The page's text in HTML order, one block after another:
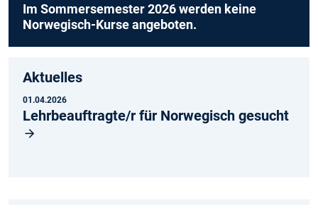
Im Sommersemester 2026 werden keine
Norwegisch-Kurse angeboten.
Aktuelles
01.04.2026
Lehrbeauftragte/r für Norwegisch gesucht